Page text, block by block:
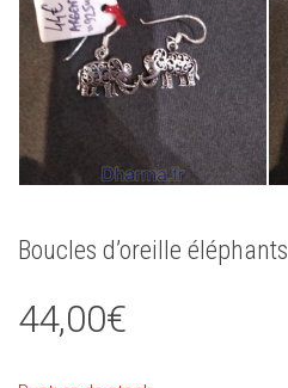
Boucles d’oreille éléphants
44,00€